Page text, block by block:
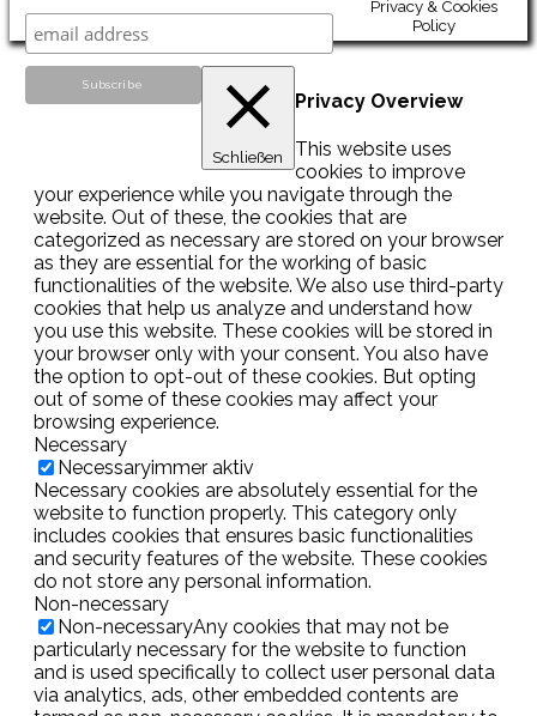
Privacy & Cookies
Policy
Schließen
Privacy Overview
This website uses
cookies to improve
your experience while you navigate through the
website. Out of these, the cookies that are
categorized as necessary are stored on your browser
as they are essential for the working of basic
functionalities of the website. We also use third-party
cookies that help us analyze and understand how
you use this website. These cookies will be stored in
your browser only with your consent. You also have
the option to opt-out of these cookies. But opting
out of some of these cookies may affect your
browsing experience.
Necessary
Necessaryimmer aktiv
Necessary cookies are absolutely essential for the
website to function properly. This category only
includes cookies that ensures basic functionalities
and security features of the website. These cookies
do not store any personal information.
Non-necessary
Non-necessaryAny cookies that may not be
particularly necessary for the website to function
and is used specifically to collect user personal data
via analytics, ads, other embedded contents are